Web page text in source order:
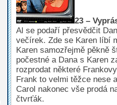
23 –
Al se podaří přesvědčit
večírek. Zde se Karen líbí
Karen samozřejmě pěkně
počestné a Dana s Karen
rozprodat některé
Frank to velmi těžce nese
Carol nakonec vše prodá
čtvrťák.